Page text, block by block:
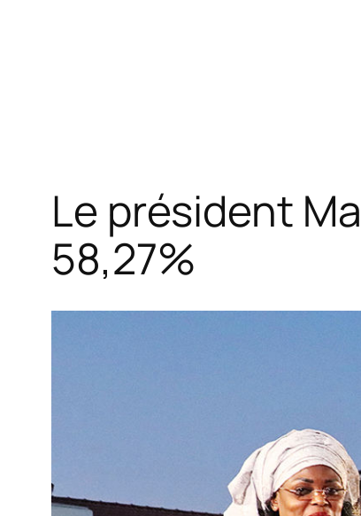
Le président
58,27%